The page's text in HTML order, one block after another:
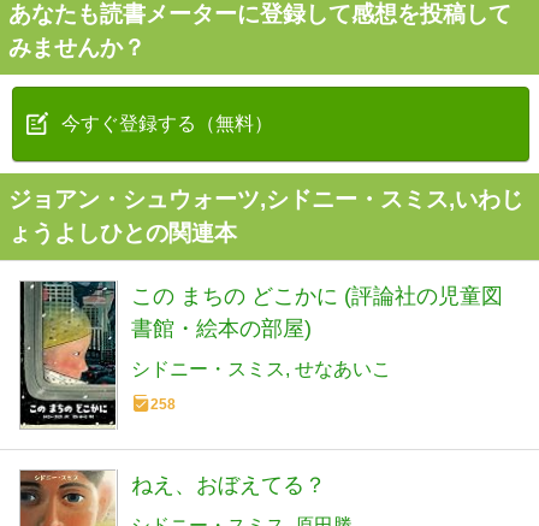
あなたも読書メーターに登録して感想を投稿して
みませんか？
今すぐ登録する（無料）
ジョアン・シュウォーツ,シドニー・スミス,いわじ
ょうよしひとの関連本
この まちの どこかに (評論社の児童図
書館・絵本の部屋)
シドニー・スミス せなあいこ
258
ねえ、おぼえてる？